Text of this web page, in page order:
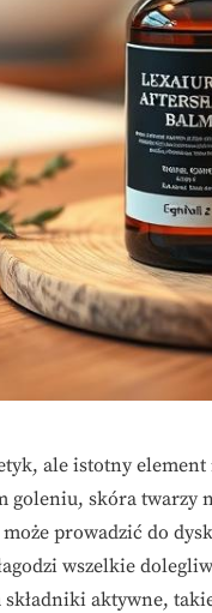
ale istotny
goleniu, skóra twarzy
prowadzić do
wszelkie
aktywne,